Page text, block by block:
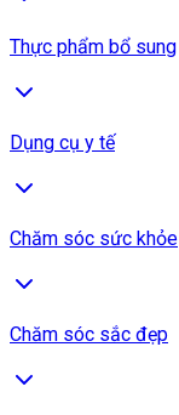
Thực phẩm bổ sung
Dụng cụ y tế
Chăm sóc sức khỏe
Chăm sóc sắc đẹp